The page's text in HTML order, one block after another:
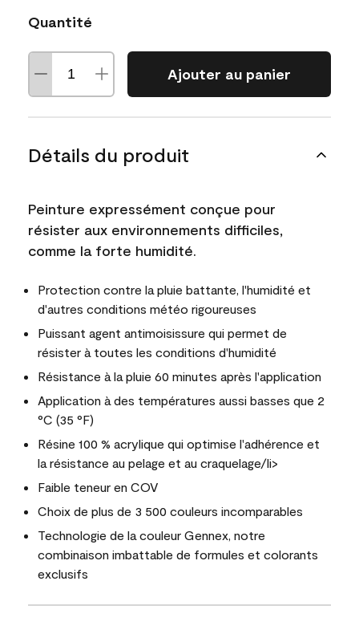
Quantité
Ajouter au panier
Détails du produit
Peinture expressément conçue pour
résister aux environnements difficiles,
comme la forte humidité.
Protection contre la pluie battante, l'humidité et
d'autres conditions météo rigoureuses
Puissant agent antimoisissure qui permet de
résister à toutes les conditions d'humidité
Résistance à la pluie 60 minutes après l'application
Application à des températures aussi basses que 2
°C (35 °F)
Résine 100 % acrylique qui optimise l'adhérence et
la résistance au pelage et au craquelage/li>
Faible teneur en COV
Choix de plus de 3 500 couleurs incomparables
Technologie de la couleur Gennex, notre
combinaison imbattable de formules et colorants
exclusifs